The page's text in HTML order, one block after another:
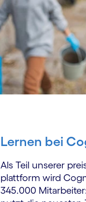
Lernen bei
Als Teil unserer
plattform wird
345.000